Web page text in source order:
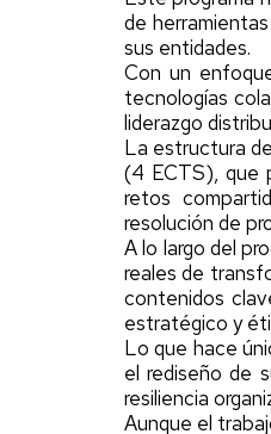
de
sus entidades.
Con un
tecnologías
liderazgo
La estructura
(4 ECTS), que
retos
resolución de
A lo largo del
reales de
contenidos
estratégico y
Lo que hace
el rediseño de
resiliencia
Aunque el